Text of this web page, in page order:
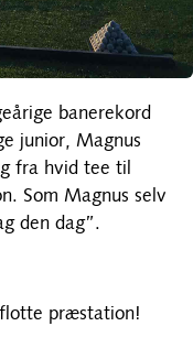
banerekord
junior, Magnus
fra hvid tee til
Som Magnus selv
den dag”.
præstation!